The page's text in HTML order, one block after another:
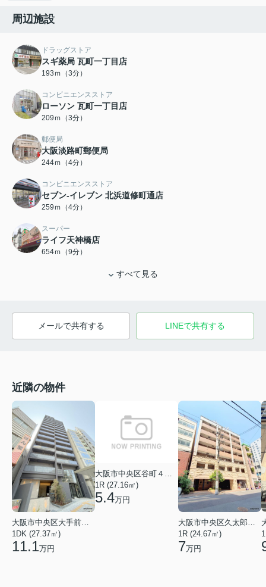
周辺施設
ドラッグストア
スギ薬局 瓦町一丁目店
193ｍ（3分）
コンビニエンスストア
ローソン 瓦町一丁目店
209ｍ（3分）
郵便局
大阪淡路町郵便局
244ｍ（4分）
コンビニエンスストア
セブン-イレブン 北浜道修町通店
259ｍ（4分）
スーパー
ライフ天神橋店
654ｍ（9分）
すべて見る
メールで共有する LINEで共有する
近隣の物件
大阪市中央区大手前１丁目
1DK (27.37㎡)
11.1万円
大阪市中央区谷町４丁目
1R (27.16㎡)
5.4万円
大阪市中央区久太郎町１丁目
1R (24.67㎡)
7万円